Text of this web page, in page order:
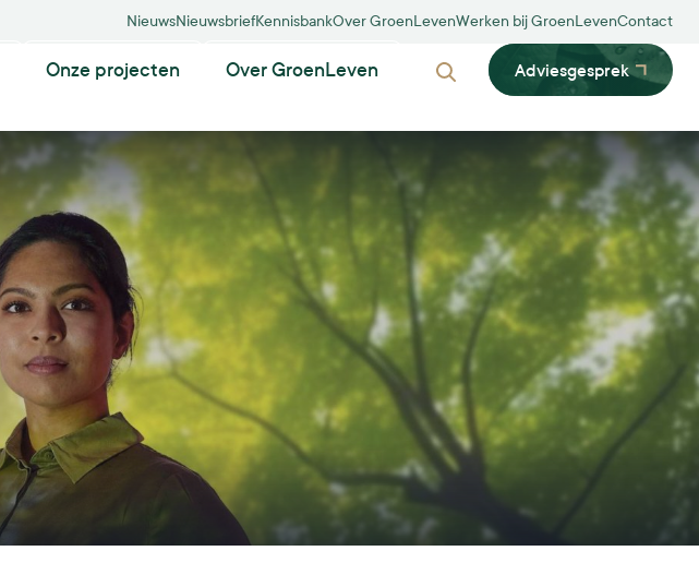
NieuwsNieuwsbriefKennisbankOver GroenLevenWerken bij GroenLevenContact
Onze projecten Over GroenLeven
Biodiversiteit
Dubbelfunctie
MVO
Zoeken
Adviesgesprek